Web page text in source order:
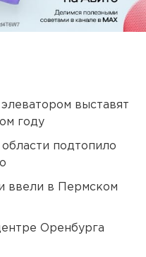
выставят
году
подтопило
ввели в Пермском
Оренбурга